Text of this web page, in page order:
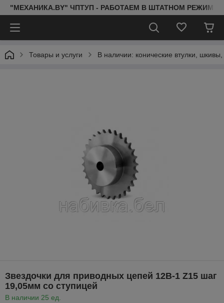
"МЕХАНИКА.BY" ЧПТУП - РАБОТАЕМ В ШТАТНОМ РЕЖИМЕ
Товары и услуги В наличии: конические втулки,
Звездочки для приводных цепей 12B-1 Z15 шаг
19,05мм со ступицей
В наличии 25 ед.